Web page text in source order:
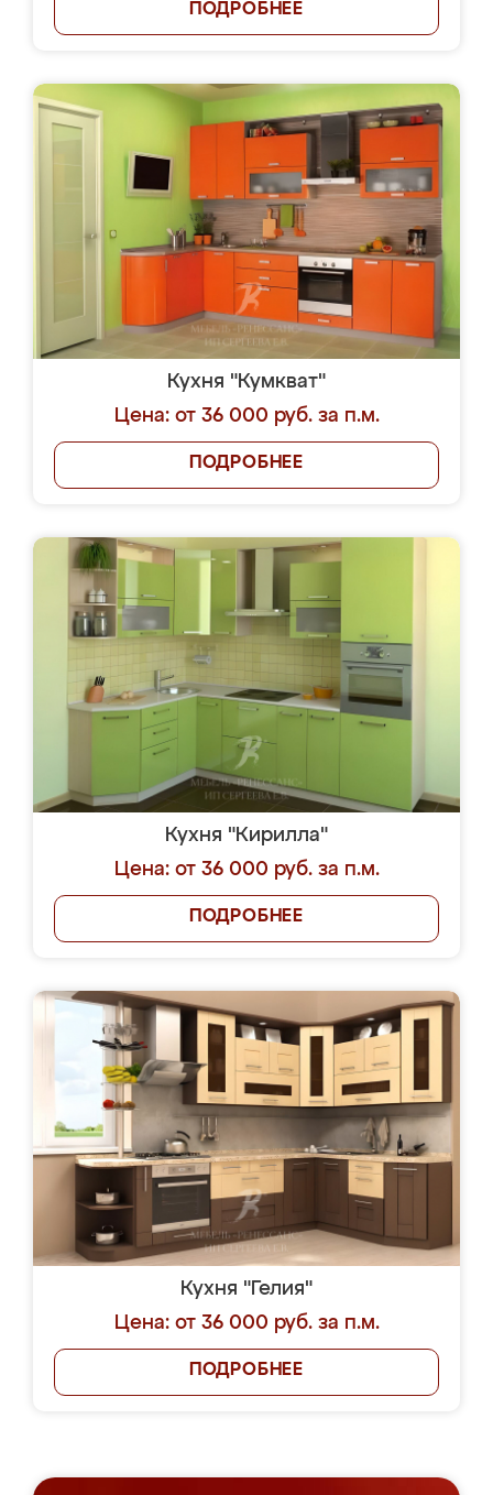
ПОДРОБНЕЕ
Кухня "Кумкват"
Цена: от 36 000 руб. за п.м.
ПОДРОБНЕЕ
Кухня "Кирилла"
Цена: от 36 000 руб. за п.м.
ПОДРОБНЕЕ
Кухня "Гелия"
Цена: от 36 000 руб. за п.м.
ПОДРОБНЕЕ